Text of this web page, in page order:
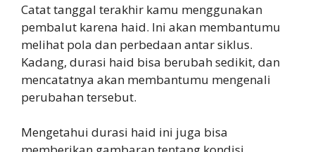
Catat tanggal terakhir kamu menggunakan
pembalut karena haid. Ini akan membantumu
melihat pola dan perbedaan antar siklus.
Kadang, durasi haid bisa berubah sedikit, dan
mencatatnya akan membantumu mengenali
perubahan tersebut.
Mengetahui durasi haid ini juga bisa